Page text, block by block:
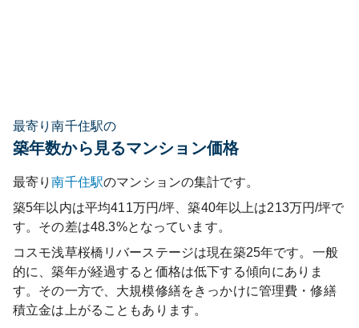
最寄り南千住駅の
築年数から見るマンション価格
最寄り南千住駅のマンションの集計です。
築5年以内は平均411万円/坪、築40年以上は213万円/坪で
す。その差は48.3%となっています。
コスモ浅草桜橋リバーステージは現在築25年です。一般
的に、築年が経過すると価格は低下する傾向にありま
す。その一方で、大規模修繕をきっかけに管理費・修繕
積立金は上がることもあります。